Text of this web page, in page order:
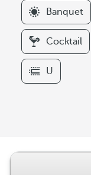
F
i
l
t
e
r
Banquet
Cocktail
U